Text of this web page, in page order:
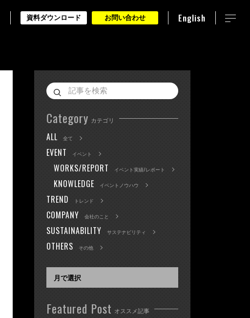
資料ダウンロード お問い合わせ English
Category カテゴリ
ALL 全て
EVENT イベント
WORKS/REPORT イベント実績/レポート
KNOWLEDGE イベントノウハウ
TREND トレンド
COMPANY 会社のこと
SUSTAINABILITY サステナビリティ
OTHERS その他
Featured Post オススメ記事